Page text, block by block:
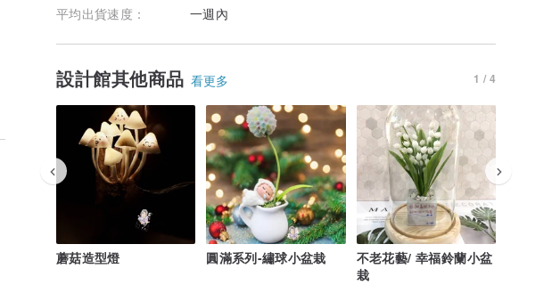
平均出貨速度：
一週內
設計館其他商品 看更多 1 / 4
蘑菇造型燈 圓滿系列-繡球小盆栽
不老花藝/ 幸福鈴蘭小盆
栽